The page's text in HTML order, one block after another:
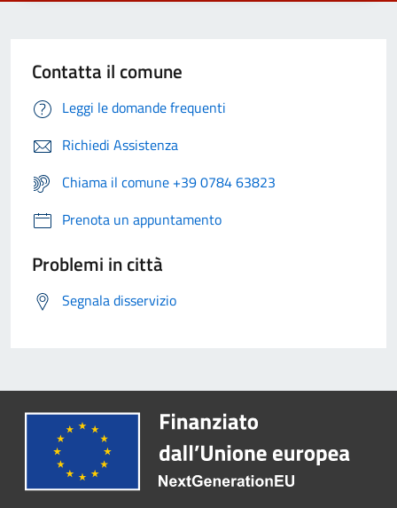
Contatta il comune
Leggi le domande frequenti
Richiedi Assistenza
Chiama il comune +39 0784 63823
Prenota un appuntamento
Problemi in città
Segnala disservizio